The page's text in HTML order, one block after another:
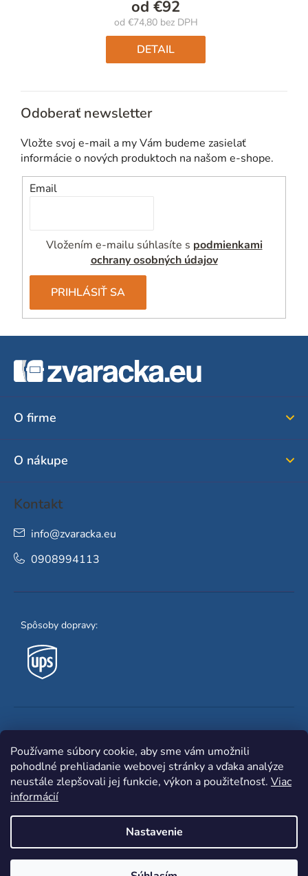
Používame súbory cookie, aby sme vám umožnili
pohodlné prehliadanie webovej stránky a vďaka analýze
neustále zlepšovali jej funkcie, výkon a použiteľnosť. Viac
informácií
Nastavenie
od €92
od €74,80bez DPH
Jednotková
cena:
DETAIL
Odoberať newsletter
Vložte svoj e-mail a my Vám budeme zasielať
informácie o nových produktoch na našom e-shope.
Email
Vložením e-mailu súhlasíte s podmienkami
ochrany osobných údajov
PRIHLÁSIŤ SA
O firme
O nákupe
Kontakt
info@zvaracka.eu
0908994113
Spôsoby dopravy:
Shoptet |mime digital